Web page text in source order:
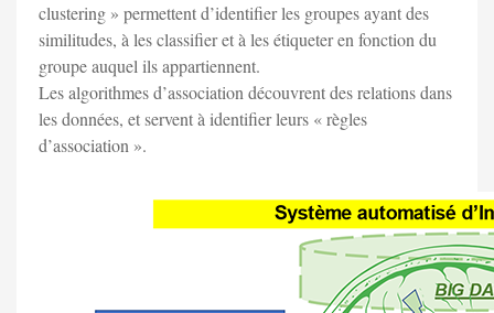
clustering » permettent d’identifier les groupes ayant des
similitudes, à les classifier et à les étiqueter en fonction du
groupe auquel ils appartiennent.
Les algorithmes d’association découvrent des relations dans
les données, et servent à identifier leurs « règles
d’association ».